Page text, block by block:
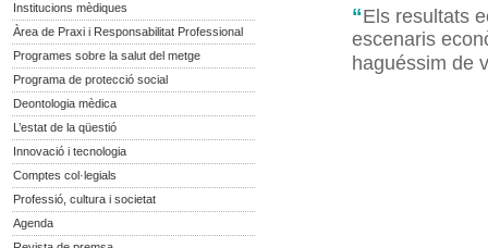
Institucions mèdiques
Àrea de Praxi i Responsabilitat Professional
Programes sobre la salut del metge
Programa de protecció social
Deontologia mèdica
L’estat de la qüestió
Innovació i tecnologia
Comptes col·legials
Professió, cultura i societat
Agenda
“Els resultats
escenaris
haguéssim de